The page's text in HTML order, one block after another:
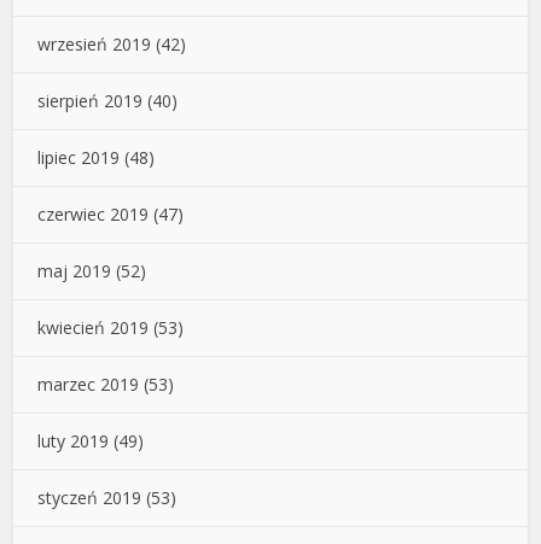
wrzesień 2019 (42)
sierpień 2019 (40)
lipiec 2019 (48)
czerwiec 2019 (47)
maj 2019 (52)
kwiecień 2019 (53)
marzec 2019 (53)
luty 2019 (49)
styczeń 2019 (53)